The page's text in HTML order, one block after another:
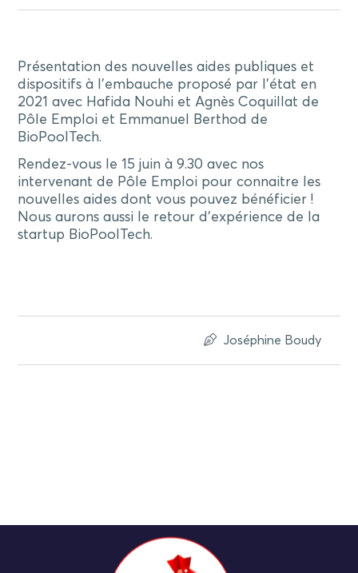
Présentation des nouvelles aides publiques et
dispositifs à l’embauche proposé par l’état en
2021 avec Hafida Nouhi et Agnès Coquillat de
Pôle Emploi et Emmanuel Berthod de
BioPoolTech.
Rendez-vous le 15 juin à 9.30 avec nos
intervenant de Pôle Emploi pour connaitre les
nouvelles aides dont vous pouvez bénéficier !
Nous aurons aussi le retour d’expérience de la
startup BioPoolTech.
Joséphine Boudy